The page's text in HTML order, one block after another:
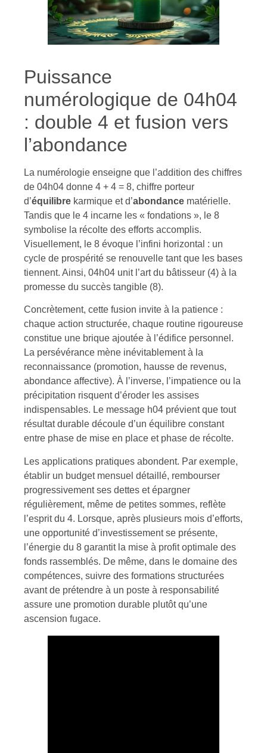
Puissance
numérologique de 04h04
: double 4 et fusion vers
l’abondance
La numérologie enseigne que l’addition des chiffres
de 04h04 donne 4 + 4 = 8, chiffre porteur
d’équilibre karmique et d’abondance matérielle.
Tandis que le 4 incarne les « fondations », le 8
symbolise la récolte des efforts accomplis.
Visuellement, le 8 évoque l’infini horizontal : un
cycle de prospérité se renouvelle tant que les bases
tiennent. Ainsi, 04h04 unit l’art du bâtisseur (4) à la
promesse du succès tangible (8).
Concrètement, cette fusion invite à la patience :
chaque action structurée, chaque routine rigoureuse
constitue une brique ajoutée à l’édifice personnel.
La persévérance mène inévitablement à la
reconnaissance (promotion, hausse de revenus,
abondance affective). À l’inverse, l’impatience ou la
précipitation risquent d’éroder les assises
indispensables. Le message h04 prévient que tout
résultat durable découle d’un équilibre constant
entre phase de mise en place et phase de récolte.
Les applications pratiques abondent. Par exemple,
établir un budget mensuel détaillé, rembourser
progressivement ses dettes et épargner
régulièrement, même de petites sommes, reflète
l’esprit du 4. Lorsque, après plusieurs mois d’efforts,
une opportunité d’investissement se présente,
l’énergie du 8 garantit la mise à profit optimale des
fonds rassemblés. De même, dans le domaine des
compétences, suivre des formations structurées
avant de prétendre à un poste à responsabilité
assure une promotion durable plutôt qu’une
ascension fugace.